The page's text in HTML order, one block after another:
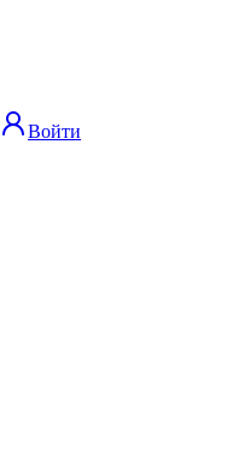
Войти